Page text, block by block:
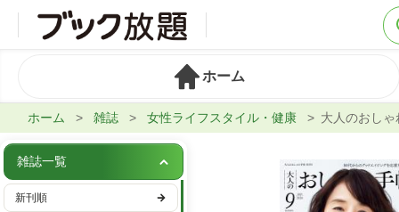
ホーム
ホーム 雑誌 女性ライフスタイル・健康 大人のおしゃ
雑誌一覧
新刊順